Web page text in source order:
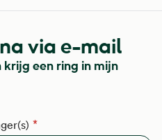
via e-mail
krijg een ring in mijn